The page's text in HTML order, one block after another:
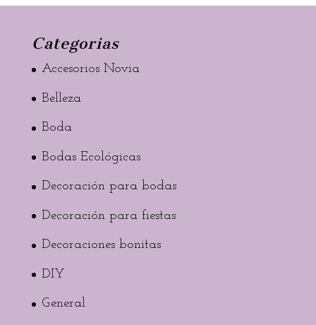
Categorias
Accesorios Novia
Belleza
Boda
Bodas Ecológicas
Decoración para bodas
Decoración para fiestas
Decoraciones bonitas
DIY
General